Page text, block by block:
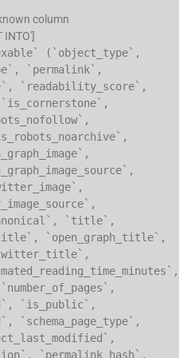
column
INTO']
(`object_type`,
`permalink`,
`readability_score`,
`title`,
`open_graph_title`,
`is_public`,
`schema_page_type`,
`permalink_hash`,